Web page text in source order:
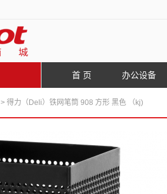
首 页 办公设备
> 得力（Deli）铁网笔筒 908 方形 黑色 （kj)